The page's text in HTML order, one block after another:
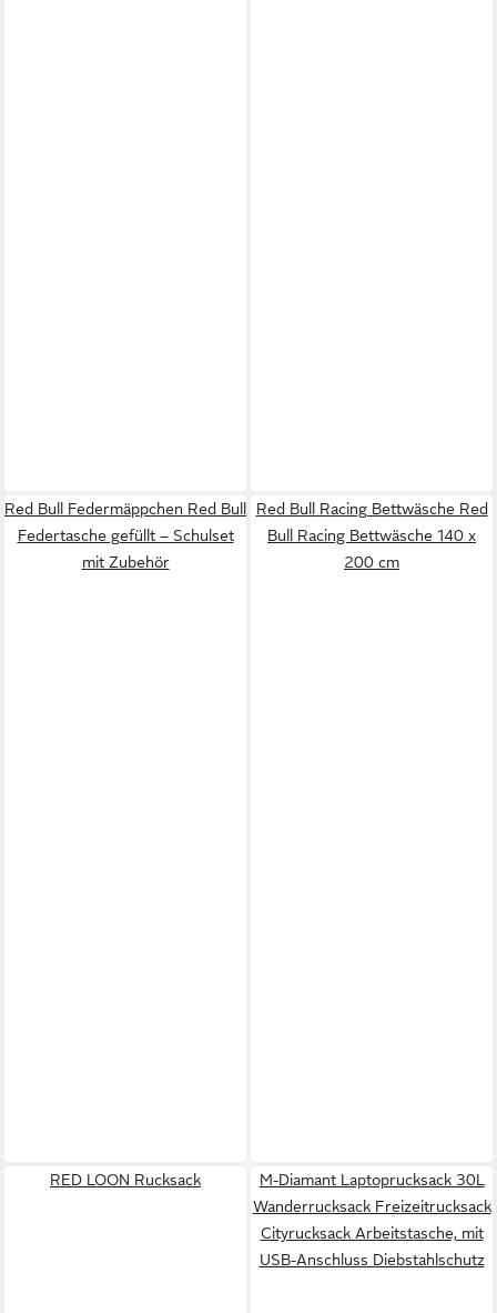
Red Bull Federmäppchen Red Bull
Federtasche gefüllt – Schulset
mit Zubehör
Red Bull Racing Bettwäsche Red
Bull Racing Bettwäsche 140 x
200 cm
RED LOON Rucksack
M-Diamant Laptoprucksack 30L
Wanderrucksack Freizeitrucksack
Cityrucksack Arbeitstasche, mit
USB-Anschluss Diebstahlschutz